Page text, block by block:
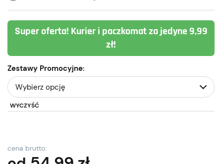
Super oferta! Kurier i paczkomat za jedyne 9,99
zł!
Zestawy Promocyjne:
WYCZYŚĆ
cena brutto: